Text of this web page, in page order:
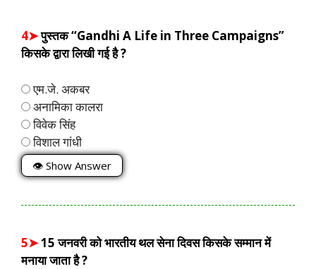
4➤पुस्तक “Gandhi A Life in Three Campaigns”
किसके द्वारा लिखी गई है ?
एम.जे. अकबर
अनामिका कालरा
विवेक सिंह
विशाल गांधी
👁 Show Answer
5➤15 जनवरी को भारतीय थल सेना दिवस किसके सम्मान में
मनाया जाता है ?